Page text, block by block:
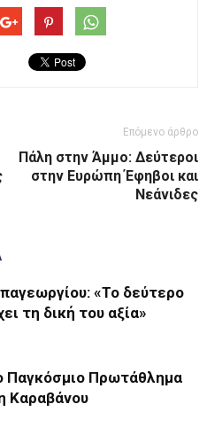
Επόμενο άρθρο
Πάλη στην Άμμο: Δεύτεροι
στην Ευρώπη Έφηβοι και
Νεάνιδες
«Το δεύτερο
τη δική του αξία»
Παγκόσμιο Πρωτάθλημα
Καραβάνου